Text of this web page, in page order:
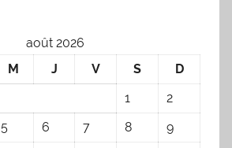
août 2026
M J V S
D
1
2
5 6 7 8
9